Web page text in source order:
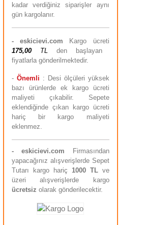
kadar verdiğiniz siparişler aynı
gün kargolanır.
-eskicievi.com
Kargo ücreti
175,00
TL
den başlayan
fiyatlarla gönderilmektedir.
- Önemli : Desi ölçüleri yüksek
bazı ürünlerde ek kargo ücreti
maliyeti çıkabilir. Sepete
eklendiğinde çıkan kargo ücreti
hariç bir kargo maliyeti
eklenmez.
-eskicievi.com Firmasından
yapacağınız alışverişlerde Sepet
Tutarı kargo hariç 1000 TLve
üzeri alışverişlerde kargo
ücretsiz olarak gönderilecektir.